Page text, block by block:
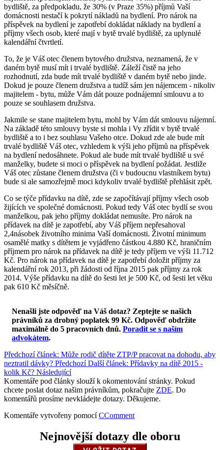
bydliště, za předpokladu, že 30% (v Praze 35%) příjmů Vaší
domácnosti nestačí k pokrytí nákladů na bydlení. Pro nárok na
příspěvek na bydlení je zapotřebí dokládat náklady na bydlení a
příjmy všech osob, které mají v bytě trvalé bydliště, za uplynulé
kalendářní čtvrtletí.
To, že je Váš otec členem bytového družstva, neznamená, že v
daném bytě musí mít i trvalé bydliště. Záleží čistě na jeho
rozhodnutí, zda bude mít trvalé bydliště v daném bytě nebo jinde.
Dokud je pouze členem družstva a tudíž sám jen nájemcem - nikoliv
majitelem - bytu, může Vám dát pouze podnájemní smlouvu a to
pouze se souhlasem družstva.
Jakmile se stane majitelem bytu, mohl by Vám dát smlouvu nájemní.
Na základě této smlouvy byste si mohla i Vy zřídit v bytě trvalé
bydliště a to i bez souhlasu Vašeho otce. Dokud zde ale bude mít
trvalé bydliště Váš otec, vzhledem k výši jeho příjmů na příspěvek
na bydlení nedosáhnete. Pokud ale bude mít trvalé bydliště u své
manželky, budete si moci o příspěvek na bydlení požádat. Jestliže
Váš otec zůstane členem družstva (či v budoucnu vlastníkem bytu)
bude si ale samozřejmě moci kdykoliv trvalé bydliště přehlásit zpět.
Co se týče přídavku na dítě, zde se započítávají příjmy všech osob
žijících ve společné domácnosti. Pokud tedy Váš otec bydlí se svou
manželkou, pak jeho příjmy dokládat nemusíte. Pro nárok na
přídavek na dítě je zapotřebí, aby Váš příjem nepřesahoval
2,4násobek životního minima Vaší domácnosti. Životní minimum
osamělé matky s dítětem je vyjádřeno částkou 4.880 Kč, hraničním
příjmem pro nárok na přídavek na dítě je tedy příjem ve výši 11.712
Kč. Pro nárok na přídavek na dítě je zapotřebí doložit příjmy za
kalendářní rok 2013, při žádosti od října 2015 pak příjmy za rok
2014. Výše přídavku na dítě do šesti let je 500 Kč, od šesti let věku
pak 610 Kč měsíčně.
Nenašli jste odpověď na Váš dotaz? Zeptejte se našich
právníků za drobný poplatek 99 Kč. Odpověď obdržíte
maximálně do 5 pracovních dnů. Poradit se s naším
advokátem.
Předchozí článek: Může rodič dítěte ZTP/P pracovat na dohodu, aby
neztratil dávky? Předchozí Další článek: Přídavky na dítě 2015 -
kolik Kč? Následující
Komentáře pod články slouží k okomentování stránky. Pokud
chcete poslat dotaz našim právníkům, pokračujte ZDE. Do
komentářů prosíme nevkládejte dotazy. Děkujeme.
Komentáře vytvořeny pomocíCComment
Nejnovější dotazy dle oboru